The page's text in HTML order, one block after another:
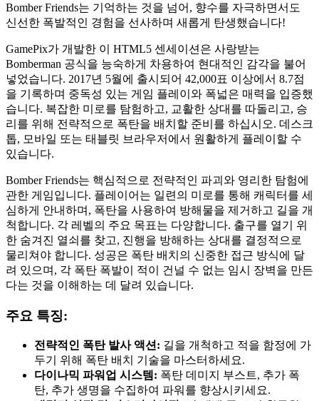
Bomber Friends는 기억하는 것을 넘어, 향수를 자극하면서도
신선한 폭발적인 경험을 선사하며 새롭게 탄생했습니다!
GamePix가 개발한 이 HTML5 센세이션은 사랑받는
Bomberman 공식을 능숙하게 차용하여 현대적인 감각을 불어
넣었습니다. 2017년 5월에 출시되어 42,000표 이상에서 8.7점
을 기록하며 중독성 있는 게임 플레이와 폭넓은 매력을 입증했
습니다. 복잡한 미로를 탐험하고, 교활한 상대를 따돌리고, 승
리를 위해 전략적으로 폭탄을 배치할 준비를 하십시오. 데스크
톱, 모바일 또는 태블릿 브라우저에서 원활하게 플레이할 수
있습니다.
Bomber Friends는 핵심적으로 전략적인 파괴와 영리한 탐험에
관한 게임입니다. 플레이어는 일련의 미로를 통해 캐릭터를 세
심하게 안내하며, 폭탄을 사용하여 방해물을 제거하고 길을 개
척합니다. 각 레벨의 주요 목표는 다양합니다. 출구를 열기 위
한 숨겨진 열쇠를 찾고, 진행을 방해하는 상대를 결정적으로
물리쳐야 합니다. 성공은 폭탄 배치의 신중한 접근 방식에 달
려 있으며, 각 폭탄 폭발이 적이 건널 수 없는 임시 장벽을 만든
다는 것을 이해하는 데 달려 있습니다.
주요 특징:
전략적인 폭탄 발사 액션: 길을 개척하고 적을 함정에 가
두기 위해 폭탄 배치 기술을 마스터하세요.
다이나믹 파워업 시스템: 폭탄 데미지 부스트, 추가 폭
탄, 추가 생명을 수집하여 파워를 향상시키세요.